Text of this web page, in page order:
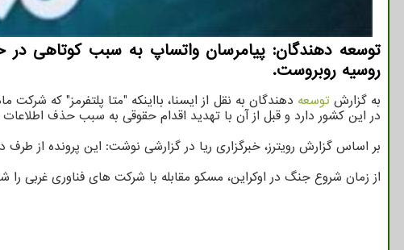
روسیه روبروست.
به گزارشتوسعه دهندگان به نقل از ایسنا، بااینکه "متا پلتفرمز" که
در این کشور دارد و قبل از آن با تهدید اقدام حقوقی به سبب حذف اطلاعات
بر اساس گزارش رویترز، خبرگزاری ریا در گزارشی نوشت: این پرونده از
از زمان شروع جنگ در اوکراین، مسکو مقابله با شرکت های فناوری غربی